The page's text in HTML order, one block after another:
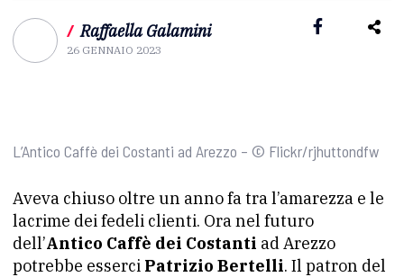
/ Raffaella Galamini
26 GENNAIO 2023
L’Antico Caffè dei Costanti ad Arezzo – © Flickr/rjhuttondfw
Aveva chiuso oltre un anno fa tra l’amarezza e le
lacrime dei fedeli clienti. Ora nel futuro
dell’Antico Caffè dei Costanti ad Arezzo
potrebbe esserci Patrizio Bertelli. Il patron del